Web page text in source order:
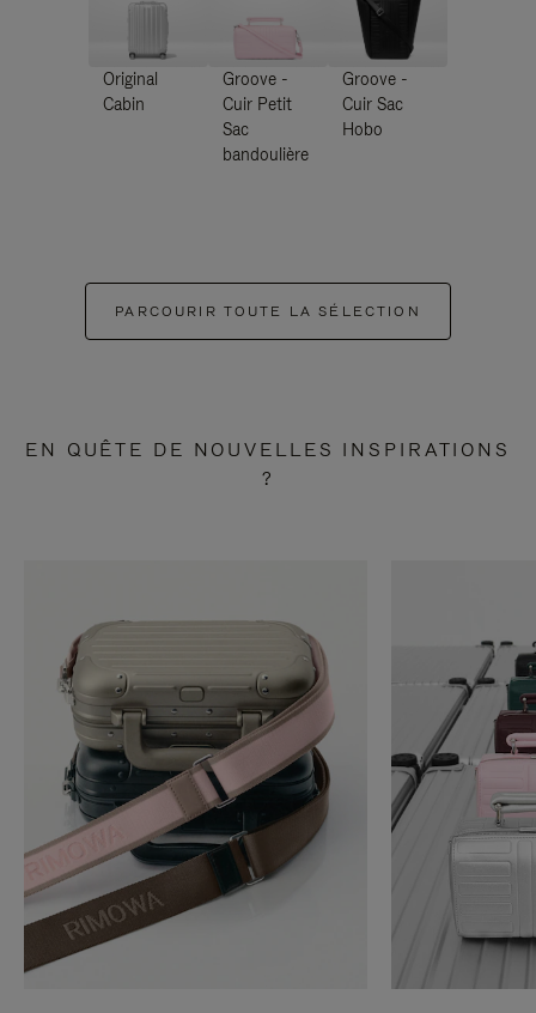
Original
Cabin
Groove -
Cuir Petit
Sac
bandoulière
Groove -
Cuir Sac
Hobo
PARCOURIR TOUTE LA SÉLECTION
EN QUÊTE DE NOUVELLES INSPIRATIONS
?